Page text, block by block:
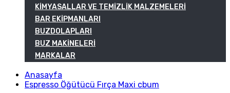
KIMYASALLAR VE TEMIZLIK MALZEMELERI
BAR EKIPMANLARI
BUZDOLAPLARI
BUZ MAKINELERI
MARKALAR
Anasayfa
Espresso Öğütücü Fırça Maxi cbum